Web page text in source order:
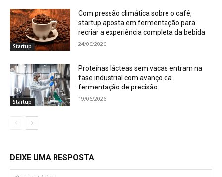
Startup
Com pressão climática sobre o café,
startup aposta em fermentação para
recriar a experiência completa da bebida
24/06/2026
Startup
Proteínas lácteas sem vacas entram na
fase industrial com avanço da
fermentação de precisão
19/06/2026
DEIXE UMA RESPOSTA